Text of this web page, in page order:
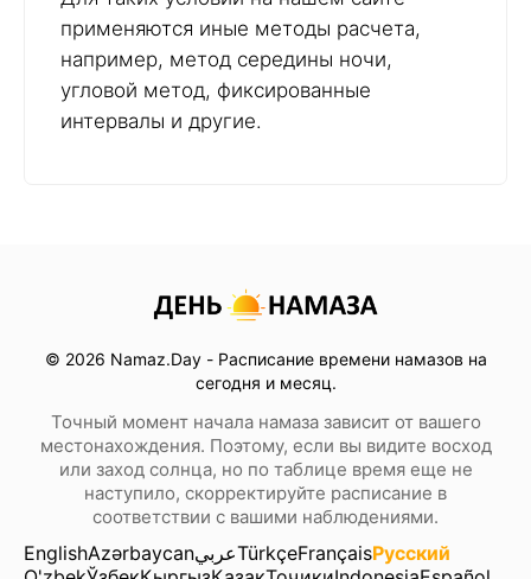
применяются иные методы расчета,
например, метод середины ночи,
угловой метод, фиксированные
интервалы и другие.
© 2026 Namaz.Day - Расписание времени намазов на
сегодня и месяц.
Точный момент начала намаза зависит от вашего
местонахождения. Поэтому, если вы видите восход
или заход солнца, но по таблице время еще не
наступило, скорректируйте расписание в
соответствии с вашими наблюдениями.
EnglishAzərbaycanعربيTürkçeFrançaisРусский